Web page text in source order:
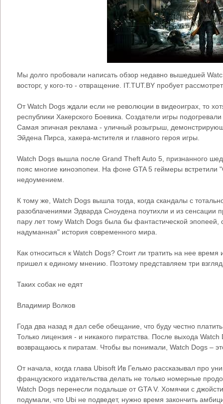
Мы долго пробовали написать обзор недавно вышедшей
восторг, у кого-то - отвращение. IT.TUT.BY пробует
От Watch Dogs ждали если не революции в видеоиграх, то
республики Хакерского Боевика. Создатели игры
Самая эпичная реклама - уличный розыгрыш,
Эйдена Пирса, хакера-мстителя и главного героя игры.
Watch Dogs вышла после Grand Theft Auto 5, признанного
пояс многие киноэпопеи. На фоне GTA 5 геймеры встретили
недоумением.
К тому же, Watch Dogs вышла тогда, когда скандалы с
разоблачениями Эдварда Сноудена поутихли и из сенсации
пару лет тому Watch Dogs была бы фантастической эпопеей,
надуманная" история современного мира.
Как относиться к Watch Dogs? Стоит ли тратить на нее время
пришел к единому мнению. Поэтому представляем три
Таких собак не едят
Владимир Волков
Года два назад я дал себе обещание, что буду честно
Только лицензия - и никакого пиратства. После выхода
возвращаюсь к пиратам. Чтобы вы понимали, Watch Dogs –
От начала, когда глава Ubisoft Ив Гельмо рассказывал про
французского издательства делать не только номерные
Watch Dogs перенесли подальше от GTA V. Хомячки с
подумали, что Ubi не подведет, нужно время закончить